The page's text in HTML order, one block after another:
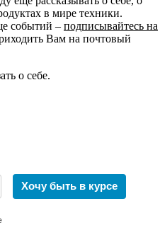
в мире техники.
событий – подписывайтесь на
Вам на почтовый
о себе.
Хочу быть в курсе